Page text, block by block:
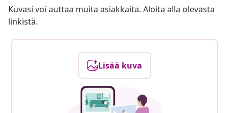
Kuvasi voi auttaa muita asiakkaita. Aloita alla olevasta
linkistä.
Lisää kuva